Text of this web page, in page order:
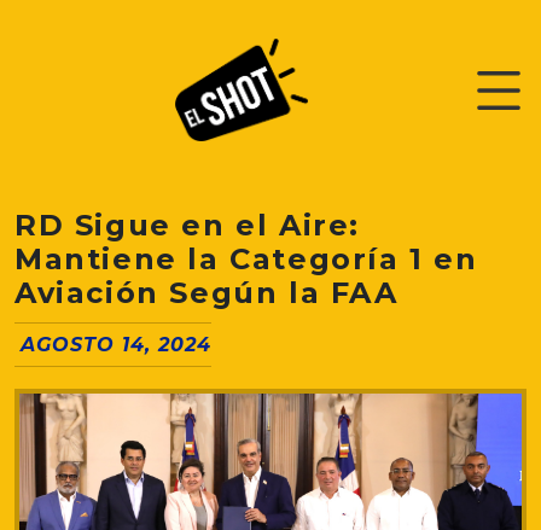
RD Sigue en el Aire:
Mantiene la Categoría 1 en
Aviación Según la FAA
AGOSTO 14, 2024